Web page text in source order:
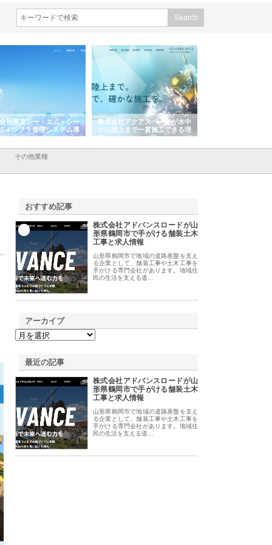
社アクアスペースが水中
上まで一貫施工できる理
株式会社地盤調査事務所が選ば
れ続ける理由と建設コンサルの
強み
その他業種
おすすめ記事
株式会社アドバンスロードが山
形県鶴岡市で手がける舗装土木
工事と求人情報
山形県鶴岡市で地域の道路基盤を支え
る企業として、舗装工事や土木工事を
手がける専門会社があります。地域住
民の生活を支える道…
アーカイブ
最近の記事
株式会社アドバンスロードが山
形県鶴岡市で手がける舗装土木
工事と求人情報
山形県鶴岡市で地域の道路基盤を支え
る企業として、舗装工事や土木工事を
手がける専門会社があります。地域住
民の生活を支える道…